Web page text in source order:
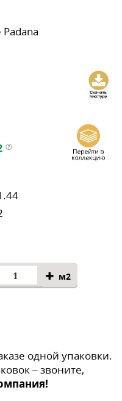
Padana
м2
одной упаковки.
– звоните,